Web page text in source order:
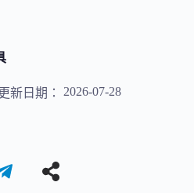
新日期：
2026-07-28